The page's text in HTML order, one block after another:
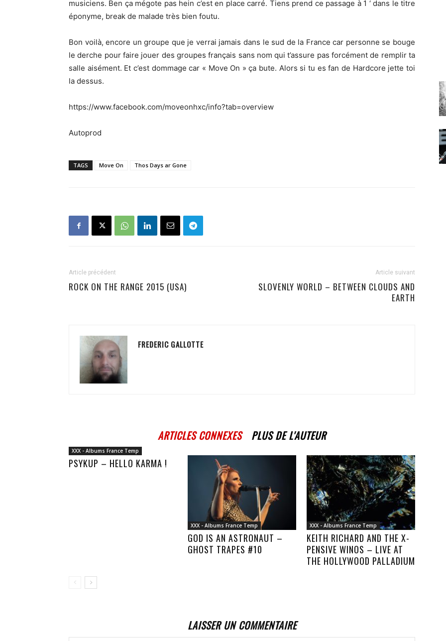
musiciens. Ben ça mégote pas hein c’est en place carré. Tiens prend ce passage à 1 ‘ dans le titre
éponyme, break de malade très bien foutu.
Bon voilà, encore un groupe que je verrai jamais dans le sud de la France car personne se bouge
le derche pour faire jouer des groupes français sans nom qui t’assure pas forcément de remplir ta
salle aisément. Et c’est dommage car « Move On » ça bute. Alors si tu es fan de Hardcore jette toi
la dessus.
https://www.facebook.com/moveonhxc/info?tab=overview
Autoprod
TAGS Move On Thos Days ar Gone
Article précédent
ROCK ON THE RANGE 2015 (USA)
Article suivant
SLOVENLY WORLD – BETWEEN CLOUDS AND
EARTH
FREDERIC GALLOTTE
ARTICLES CONNEXES PLUS DE L'AUTEUR
XXX - Albums France Temp
PSYKUP – HELLO KARMA !
XXX - Albums France Temp
GOD IS AN ASTRONAUT –
GHOST TRAPES #10
XXX - Albums France Temp
KEITH RICHARD AND THE X-
PENSIVE WINOS – LIVE AT
THE HOLLYWOOD PALLADIUM
LAISSER UN COMMENTAIRE